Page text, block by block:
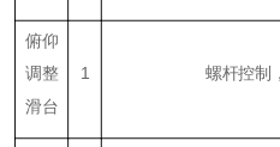
俯仰
调整
滑台
1 螺杆控制